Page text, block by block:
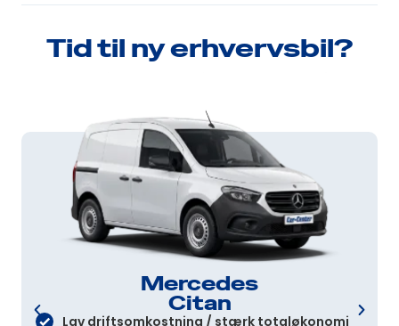
Tid til ny erhvervsbil?
Mercedes
Citan
Lav driftsomkostning / stærk totaløkonomi